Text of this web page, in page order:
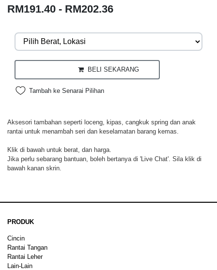
RM191.40 - RM202.36
BELI SEKARANG
Tambah ke Senarai Pilihan
Aksesori tambahan seperti loceng, kipas, cangkuk spring dan anak
rantai untuk menambah seri dan keselamatan barang kemas.
Klik di bawah untuk berat, dan harga.
Jika perlu sebarang bantuan, boleh bertanya di 'Live Chat'. Sila klik di
bawah kanan skrin.
PRODUK
Cincin
Rantai Tangan
Rantai Leher
Lain-Lain